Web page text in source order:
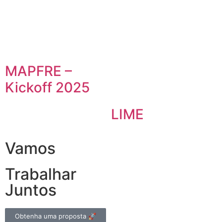
MAPFRE –
Kickoff 2025
LIME
Vamos
Trabalhar
Juntos
Obtenha uma proposta 🚀